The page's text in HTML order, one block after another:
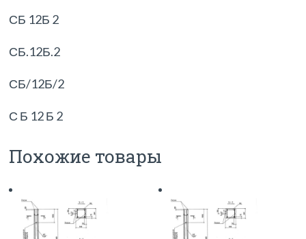
СБ 12Б 2
СБ.12Б.2
СБ/12Б/2
С Б 12 Б 2
Похожие товары